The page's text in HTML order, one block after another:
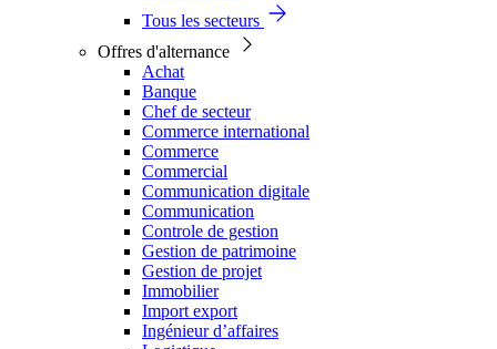
Tous les secteurs
Offres d'alternance
Achat
Banque
Chef de secteur
Commerce international
Commerce
Commercial
Communication digitale
Communication
Controle de gestion
Gestion de patrimoine
Gestion de projet
Immobilier
Import export
Ingénieur d’affaires